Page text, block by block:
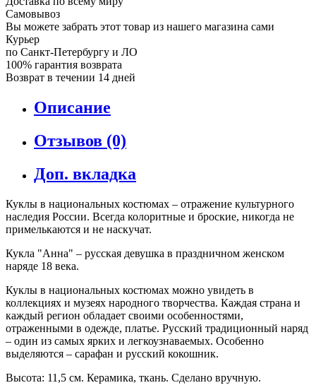
Самовывоз
Вы можете забрать этот товар из нашего магазина сами
Курьер
по Санкт-Петербургу и ЛО
100% гарантия возврата
Возврат в течении 14 дней
Описание
Отзывов (0)
Доп. вкладка
Куклы в национальных костюмах – отражение культурного
наследия России. Всегда колоритные и броские, никогда не
примелькаются и не наскучат.
Кукла "Анна" – русская девушка в праздничном женском
наряде 18 века.
Куклы в национальных костюмах можно увидеть в
коллекциях и музеях народного творчества. Каждая страна и
каждый регион обладает своими особенностями,
отраженными в одежде, платье. Русский традиционный наряд
– один из самых ярких и легкоузнаваемых. Особенно
выделяются – сарафан и русский кокошник.
Высота: 11,5 см. Керамика, ткань. Сделано вручную.